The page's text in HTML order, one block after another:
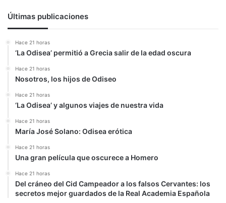
Últimas publicaciones
Hace 21 horas
‘La Odisea’ permitió a Grecia salir de la edad oscura
Hace 21 horas
Nosotros, los hijos de Odiseo
Hace 21 horas
‘La Odisea’ y algunos viajes de nuestra vida
Hace 21 horas
María José Solano: Odisea erótica
Hace 21 horas
Una gran película que oscurece a Homero
Hace 21 horas
Del cráneo del Cid Campeador a los falsos Cervantes: los
secretos mejor guardados de la Real Academia Española